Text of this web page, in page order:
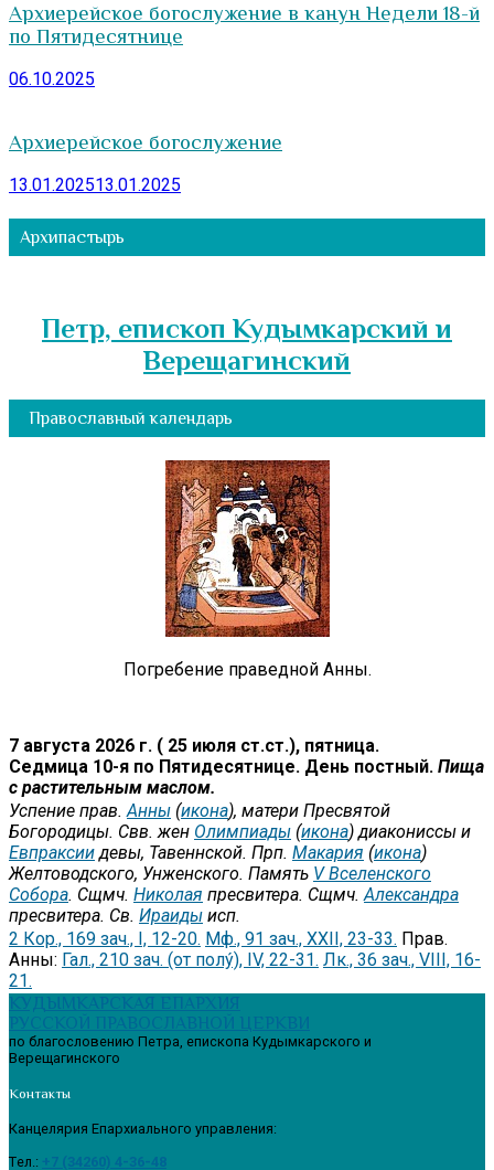
Архиерейское богослужение в канун Недели 18-й
по Пятидесятнице
06.10.2025
Архиерейское богослужение
13.01.202513.01.2025
Архипастырь
Петр, епископ Кудымкарский и
Верещагинский
Православный календарь
Погребение праведной Анны.
7 августа 2026 г. ( 25 июля ст.ст.), пятница.
Седмица 10-я по Пятидесятнице. День постный. Пища
с растительным маслом.
Успение прав.Анны (икона), матери Пресвятой
Богородицы. Свв. жен Олимпиады (икона) диакониссы и
Евпраксиидевы, Тавеннской. Прп. Макария (икона)
Желтоводского, Унженского. Память V Вселенского
Собора. Сщмч. Николая пресвитера. Сщмч.Александра
пресвитера. Св. Ираиды исп.
2 Кор., 169 зач., I, 12-20. Мф., 91 зач., XXII, 23-33. Прав.
Анны: Гал., 210 зач. (от полу́), IV, 22-31. Лк., 36 зач., VIII, 16-
21.
КУДЫМКАРСКАЯ ЕПАРХИЯ
РУССКОЙ ПРАВОСЛАВНОЙ ЦЕРКВИ
по благословению Петра, епископа Кудымкарского и
Верещагинского
Контакты
Канцелярия Епархиального управления:
Tел.: +7 (34260) 4-36-48